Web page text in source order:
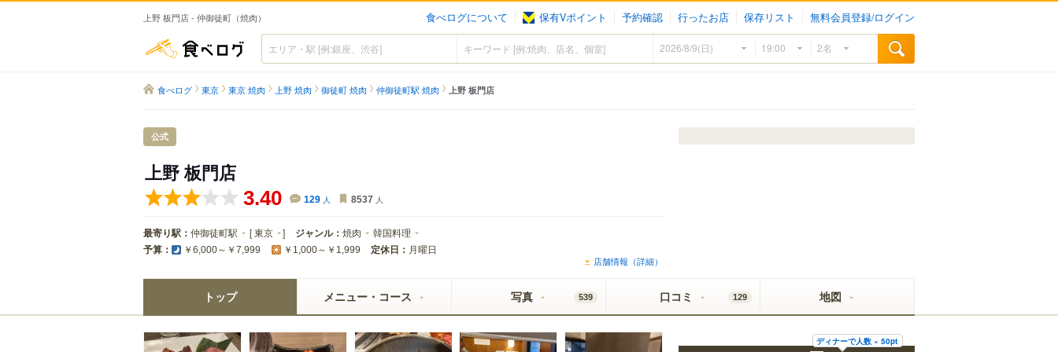
上野 板門店 - 仲御徒町（焼肉） 食べログについて 保有Vポイント 予約確認 行ったお店 保存リスト 無料会員登録/ログイン
食べログ
食べログ 東京 東京 焼肉 上野 焼肉 御徒町 焼肉 仲御徒町駅 焼肉 上野 板門店
公式
上野 板門店
3.40 129 人 8537 人
最寄り駅： 仲御徒町駅 [東京 ] ジャンル： 焼肉 韓国料理
予算： ￥6,000～￥7,999 ￥1,000～￥1,999 定休日： 月曜日
店舗情報（詳細）
トップ メニュー・コース 写真 539 口コミ 129 地図
ディナーで人数 × 50pt